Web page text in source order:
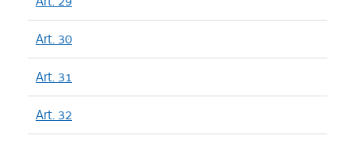
Art. 30
Art. 31
Art. 32